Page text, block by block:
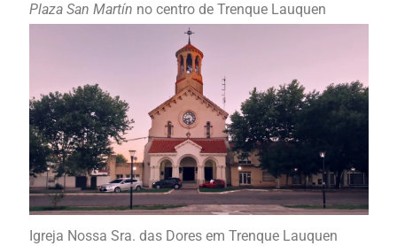
Plaza San Martín no centro de Trenque Lauquen
Igreja Nossa Sra. das Dores em Trenque Lauquen